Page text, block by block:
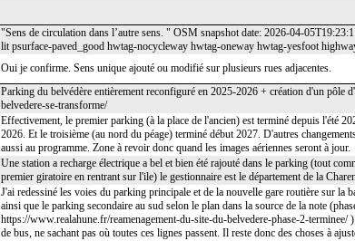
"Sens de circulation dans l’autre sens. " OSM snapshot date: 2026-04-
lit psurface-paved_good hwtag-nocycleway hwtag-oneway hwtag-yesfoot
Oui je confirme. Sens unique ajouté ou modifié sur plusieurs rues adjacentes.
Parking du belvédère entièrement reconfiguré en 2025-2026 + création d'un pôle
belvedere-se-transforme/
Effectivement, le premier parking (à la place de l'ancien) est terminé depuis l'été
2026. Et le troisième (au nord du péage) terminé début 2027. D'autres
aussi au programme. Zone à revoir donc quand les images aériennes seront à jour.
Une station a recharge électrique a bel et bien été rajouté dans le parking (tout
premier giratoire en rentrant sur l'ile) le gestionnaire est le département de la
J'ai redessiné les voies du parking principale et de la nouvelle gare routière sur la
ainsi que le parking secondaire au sud selon le plan dans la source de la note
https://www.realahune.fr/reamenagement-du-site-du-belvedere-phase-2-
de bus, ne sachant pas où toutes ces lignes passent. Il reste donc des choses à